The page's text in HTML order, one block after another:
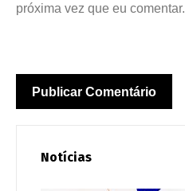
próxima vez que eu comentar.
Notícias